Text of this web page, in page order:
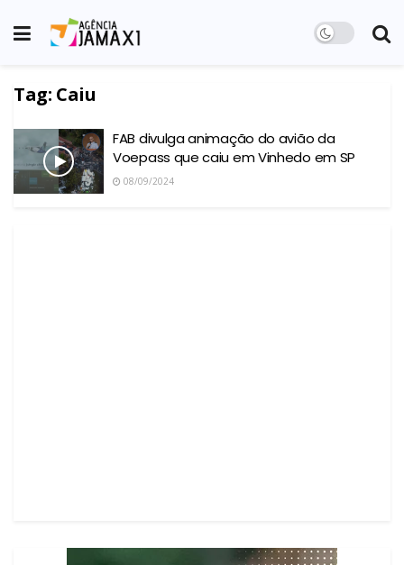
Tag: Caiu
FAB divulga animação do avião da
Voepass que caiu em Vinhedo em SP
08/09/2024